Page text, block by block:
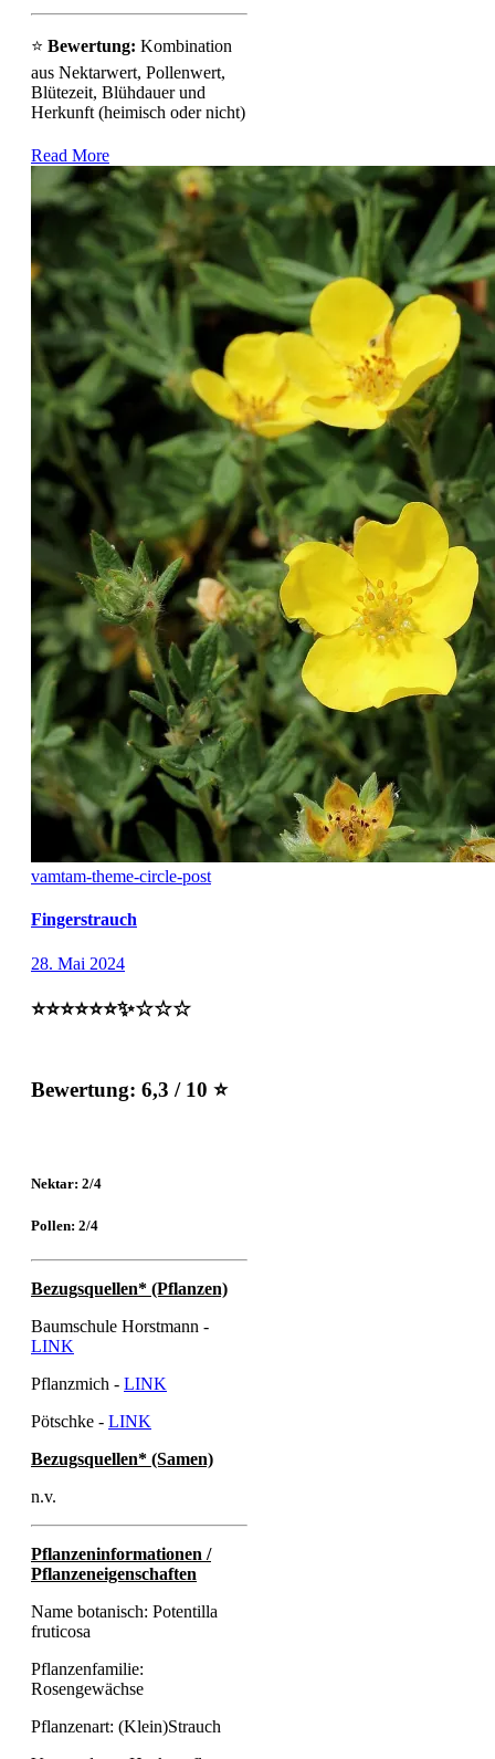
⭐ Bewertung: Kombination
aus Nektarwert, Pollenwert,
Blütezeit, Blühdauer und
Herkunft (heimisch oder nicht)
Read More
vamtam-theme-circle-post
Fingerstrauch
28. Mai 2024
⭐️⭐️⭐️⭐️⭐️⭐️✨☆☆☆
Bewertung: 6,3 / 10 ⭐
Nektar: 2/4
Pollen: 2/4
Bezugsquellen* (Pflanzen)
Baumschule Horstmann -
LINK
Pflanzmich - LINK
Pötschke - LINK
Bezugsquellen* (Samen)
n.v.
Pflanzeninformationen /
Pflanzeneigenschaften
Name botanisch: Potentilla
fruticosa
Pflanzenfamilie:
Rosengewächse
Pflanzenart: (Klein)Strauch